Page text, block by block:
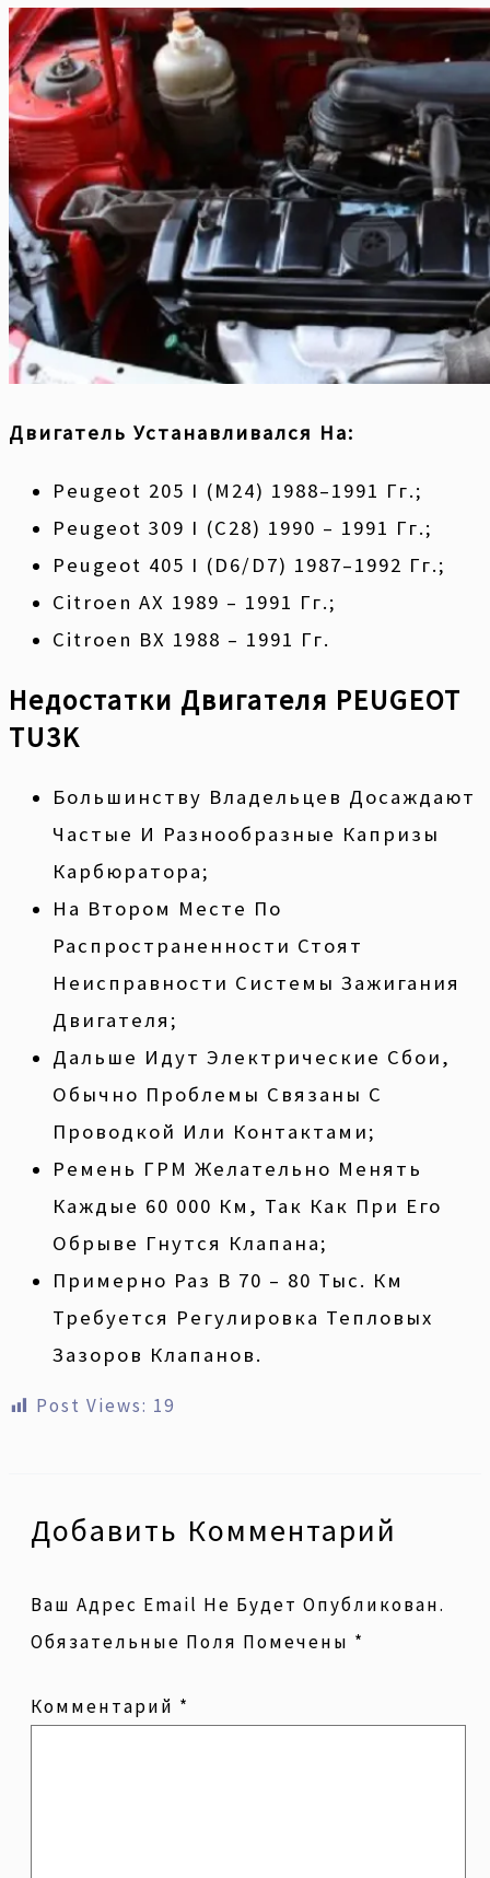
Двигатель Устанавливался На:
Peugeot 205 I (М24) 1988–1991 Гг.;
Peugeot 309 I (C28) 1990 – 1991 Гг.;
Peugeot 405 I (D6/D7) 1987–1992 Гг.;
Citroen АХ 1989 – 1991 Гг.;
Citroen BХ 1988 – 1991 Гг.
Недостатки Двигателя PEUGEOT
TU3K
Большинству Владельцев Досаждают
Частые И Разнообразные Капризы
Карбюратора;
На Втором Месте По
Распространенности Стоят
Неисправности Системы Зажигания
Двигателя;
Дальше Идут Электрические Сбои,
Обычно Проблемы Связаны С
Проводкой Или Контактами;
Ремень ГРМ Желательно Менять
Каждые 60 000 Км, Так Как При Его
Обрыве Гнутся Клапана;
Примерно Раз В 70 – 80 Тыс. Км
Требуется Регулировка Тепловых
Зазоров Клапанов.
Post Views: 19
Добавить Комментарий
Ваш Адрес Email Не Будет Опубликован.
Обязательные Поля Помечены *
Комментарий *